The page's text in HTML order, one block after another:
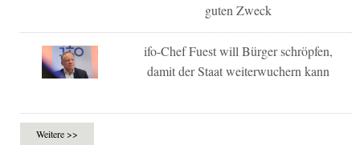
guten Zweck
ifo-Chef Fuest will Bürger schröpfen,
damit der Staat weiterwuchern kann
Weitere >>